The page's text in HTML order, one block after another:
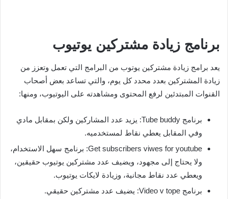
برنامج زيادة مشتركين يوتيوب
يعد برامج زيادة مشتركين يوتوب من البرامج التي تعمل وتعزز من
زيادة المشتركين بعدد محدد كل يوم، والتي تساعد بعض أصحاب
القنوات المبتدئين لرفع المحتوى ومشاهدته على اليوتيوب، ومنها:
برنامج Tube buddy: يزيد عدد المشاركين ولكن بمقابل مادي
وفي المقابل يعطي نقاط لمستخدميه.
Get subscribers viwes for youtube: برنامج سهل الاستخدام،
ولا يحتاج إلى مجهود، ويضيف عدد مشتركين يوتيوب حقيقين،
ويعطي عدد نقاط مجانية، وزيادة لايكات يوتيوب.
برنامج Video v tope: يضيف عدد مشتركين حقيقي.